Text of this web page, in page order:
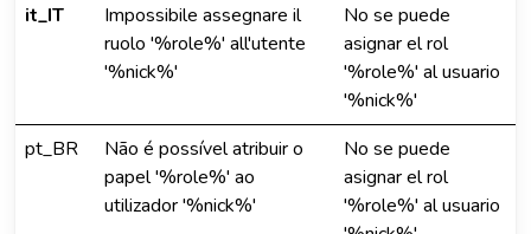
it_IT
Impossibile assegnare il
ruolo '%role%' all'utente
'%nick%'
No se puede
asignar el rol
'%role%' al usuario
'%nick%'
pt_BR
Não é possível atribuir o
papel '%role%' ao
utilizador '%nick%'
No se puede
asignar el rol
'%role%' al usuario